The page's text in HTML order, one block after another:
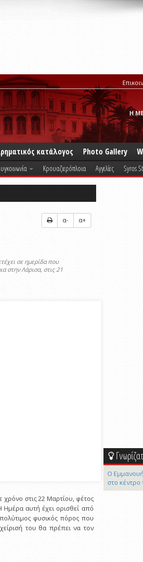
Η
κατάλογος Photo Gallery
Κρουαζιερόπλοια Αγγελίες Syros
α- α+
σε ημερίδα που
στην Λάρισα, στις 21
στις 22 Μαρτίου, φέτος
αυτή έχει ορισθεί από
φυσικός πόρος που
του θα πρέπει να τον
Ο
στο κέντρο